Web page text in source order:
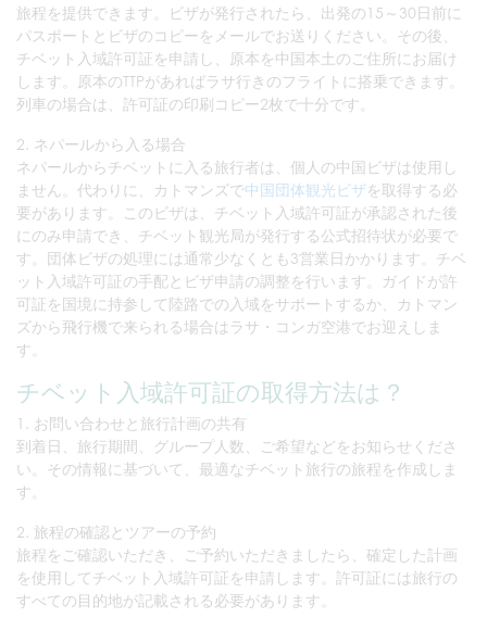
旅程を提供できます。ビザが発行されたら、出発の15～30日前に
パスポートとビザのコピーをメールでお送りください。その後、
チベット入域許可証を申請し、原本を中国本土のご住所にお届け
します。原本のTTPがあればラサ行きのフライトに搭乗できます。
列車の場合は、許可証の印刷コピー2枚で十分です。
2. ネパールから入る場合
ネパールからチベットに入る旅行者は、個人の中国ビザは使用し
ません。代わりに、カトマンズで中国団体観光ビザを取得する必
要があります。このビザは、チベット入域許可証が承認された後
にのみ申請でき、チベット観光局が発行する公式招待状が必要で
す。団体ビザの処理には通常少なくとも3営業日かかります。チベ
ット入域許可証の手配とビザ申請の調整を行います。ガイドが許
可証を国境に持参して陸路での入域をサポートするか、カトマン
ズから飛行機で来られる場合はラサ・コンガ空港でお迎えしま
す。
チベット入域許可証の取得方法は？
1. お問い合わせと旅行計画の共有
到着日、旅行期間、グループ人数、ご希望などをお知らせくださ
い。その情報に基づいて、最適なチベット旅行の旅程を作成しま
す。
2. 旅程の確認とツアーの予約
旅程をご確認いただき、ご予約いただきましたら、確定した計画
を使用してチベット入域許可証を申請します。許可証には旅行の
すべての目的地が記載される必要があります。